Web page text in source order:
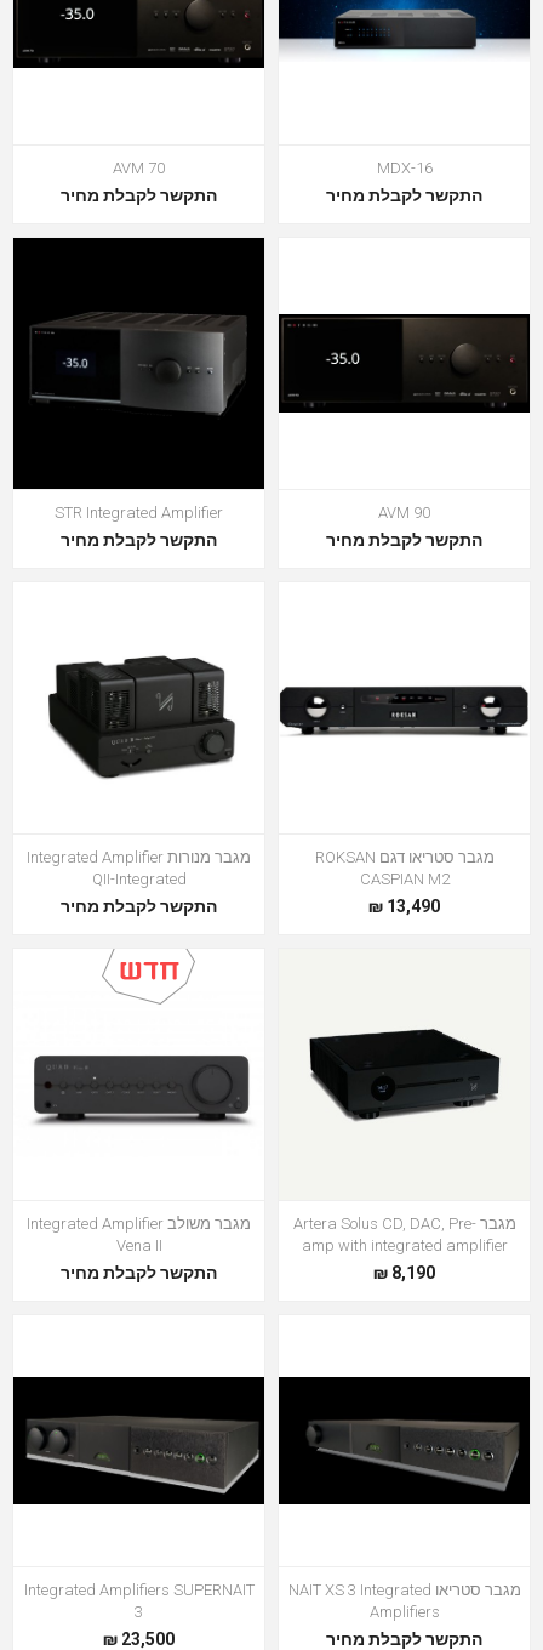
MDX-16
התקשר לקבלת מחיר
AVM 70
התקשר לקבלת מחיר
AVM 90
התקשר לקבלת מחיר
STR Integrated Amplifier
התקשר לקבלת מחיר
מגבר סטריאו דגם ROKSAN
CASPIAN M2
13,490 ₪
מגבר מנורות Integrated Amplifier
QII-Integrated
התקשר לקבלת מחיר
מגבר Artera Solus CD, DAC, Pre-
amp with integrated amplifier
8,190 ₪
מגבר משולב Integrated Amplifier
Vena II
התקשר לקבלת מחיר
מגבר סטריאו NAIT XS 3 Integrated
Amplifiers
התקשר לקבלת מחיר
Integrated Amplifiers SUPERNAIT
3
23,500 ₪